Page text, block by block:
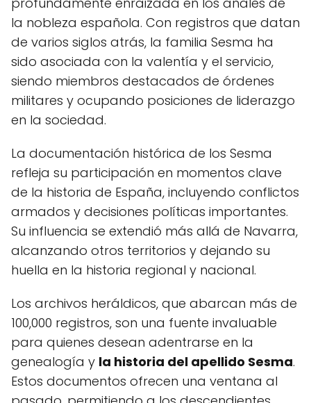
la nobleza española. Con registros que datan
de varios siglos atrás, la familia Sesma ha
sido asociada con la valentía y el servicio,
siendo miembros destacados de órdenes
militares y ocupando posiciones de liderazgo
en la sociedad.
La documentación histórica de los Sesma
refleja su participación en momentos clave
de la historia de España, incluyendo conflictos
armados y decisiones políticas importantes.
Su influencia se extendió más allá de Navarra,
alcanzando otros territorios y dejando su
huella en la historia regional y nacional.
Los archivos heráldicos, que abarcan más de
100,000 registros, son una fuente invaluable
para quienes desean adentrarse en la
genealogía y la historia del apellido Sesma.
Estos documentos ofrecen una ventana al